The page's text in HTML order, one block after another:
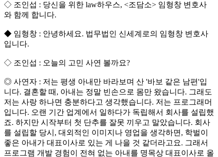
◇ 조인섭 : 당신을 위한 law하우스, <조담소> 임형창 변호사
와 함께 합니다.
◆ 임형창 : 안녕하세요. 법무법인 신세계로의 임형창 변호사
입니다.
◇ 조인섭 : 오늘의 고민 사연 볼까요?
◎ 사연자 : 저는 평생 아내만 바라보며 산 '바보 같은 남편'입
니다. 결혼할 때, 아내는 정말 빈손으로 몸만 왔습니다. 그래도
저는 사랑 하나면 충분하다고 생각했습니다. 저는 프로그래머
입니다. 오랜 기간 업계에서 일하다가 독립해서 회사를 설립했
죠. 하지만 시작부터 첫 단추를 잘못 끼우고 말았습니다. 회사
를 설립할 당시, 대외적인 이미지나 영업을 생각하면, 학벌이
좋은 아내가 대표이사로 있는 게 나을 것 같더라고요. 그래서
프로그램 개발 경험이 전혀 없는 아내를 명목상 대표이사로 올